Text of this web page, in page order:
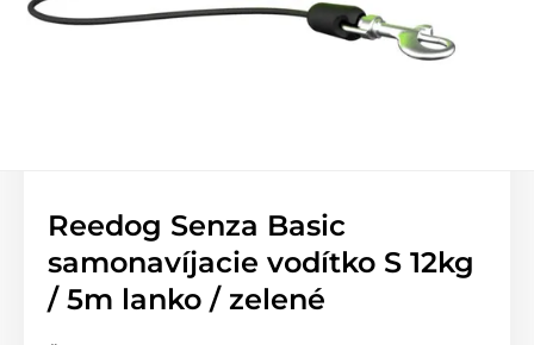
Reedog Senza Basic
samonavíjacie vodítko S 12kg
/ 5m lanko / zelené